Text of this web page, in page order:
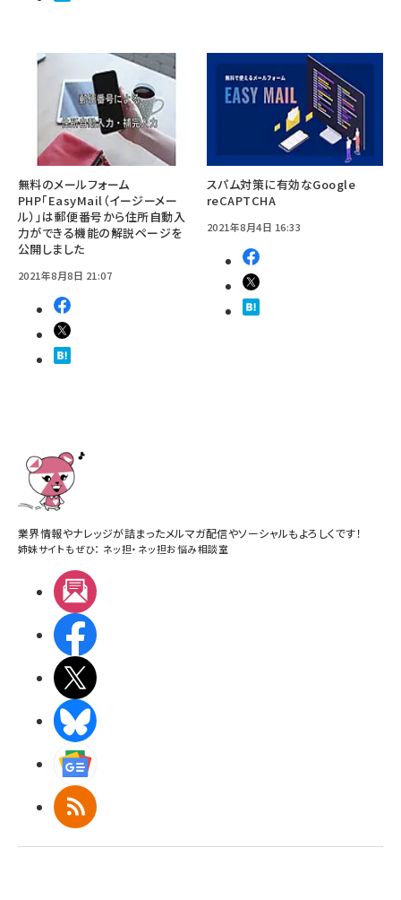
無料のメールフォーム
PHP「EasyMail（イージーメー
ル）」は郵便番号から住所自動入
力ができる機能の解説ページを
公開しました
2021年8月8日 21:07
スパム対策に有効なGoogle
reCAPTCHA
2021年8月4日 16:33
業界情報やナレッジが詰まったメルマガ配信やソーシャルもよろしくです！
姉妹サイトもぜひ： ネッ担・ ネッ担お悩み相談室
RSS